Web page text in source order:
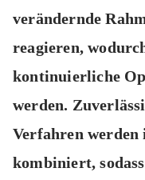
verändernde
reagieren,
kontinuierliche
werden.
Verfahren werden
kombiniert,